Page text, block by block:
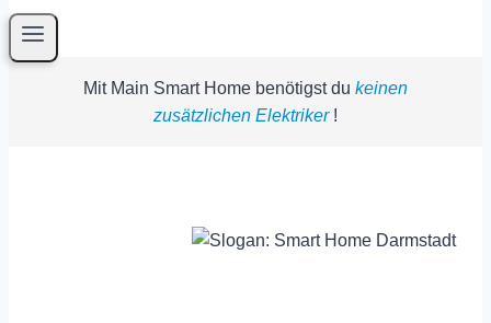
Mit Main Smart Home benötigst du keinen
zusätzlichen Elektriker!